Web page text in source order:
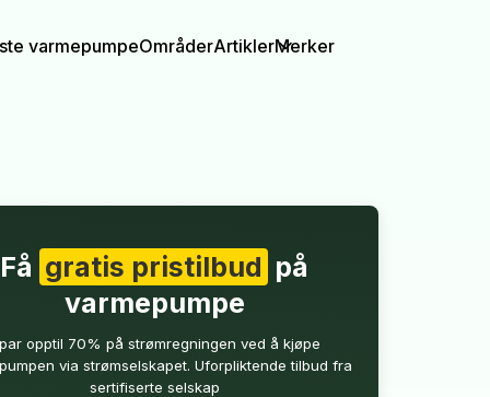
varmepumpeOmråderArtiklerMerker
Få gratis pristilbud på
varmepumpe
opptil 70% på strømregningen ved å kjøpe
via strømselskapet. Uforpliktende tilbud fra
sertifiserte selskap